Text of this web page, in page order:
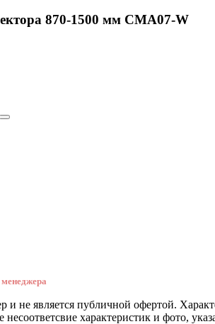
870-1500 мм CMA07-W
менеджера
не является публичной офертой.
несоответсвие характеристик и фото,